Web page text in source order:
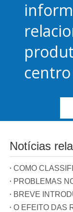
Notícias